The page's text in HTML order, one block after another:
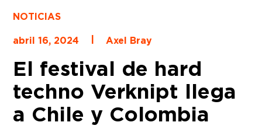
NOTICIAS
abril 16, 2024
Axel Bray
El festival de hard
techno Verknipt llega
a Chile y Colombia